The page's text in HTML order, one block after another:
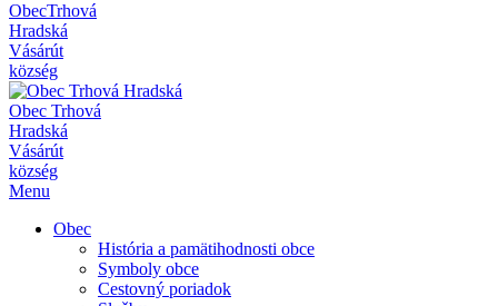
ObecTrhová
Hradská
Vásárút
község
Obec Trhová
Hradská
Vásárút
község
Menu
Obec
História a pamätihodnosti obce
Symboly obce
Cestovný poriadok